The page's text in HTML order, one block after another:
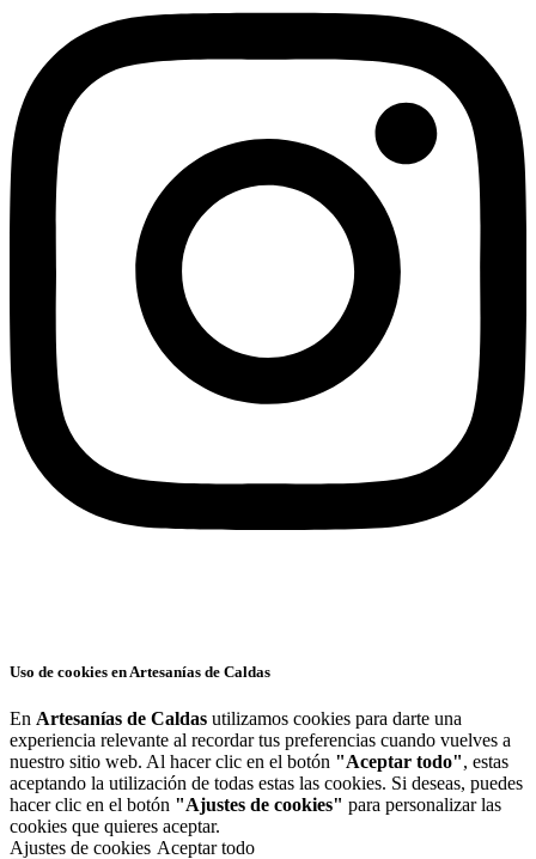
Uso de cookies en Artesanías de Caldas
En Artesanías de Caldas utilizamos cookies para darte una
experiencia relevante al recordar tus preferencias cuando vuelves a
nuestro sitio web. Al hacer clic en el botón "Aceptar todo", estas
aceptando la utilización de todas estas las cookies. Si deseas, puedes
hacer clic en el botón "Ajustes de cookies" para personalizar las
cookies que quieres aceptar.
Ajustes de cookies Aceptar todo